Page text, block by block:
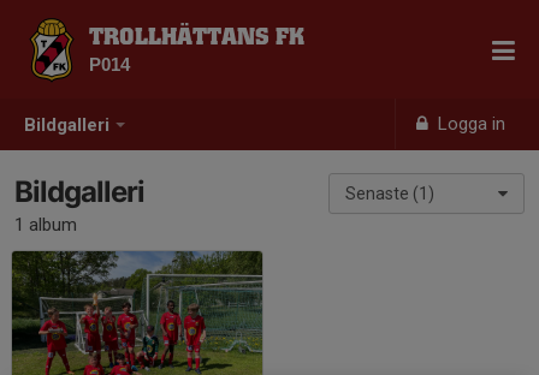
Bildgalleri Logga in
TROLLHÄTTANS FK
P014
Senaste (1)
Bildgalleri
1 album